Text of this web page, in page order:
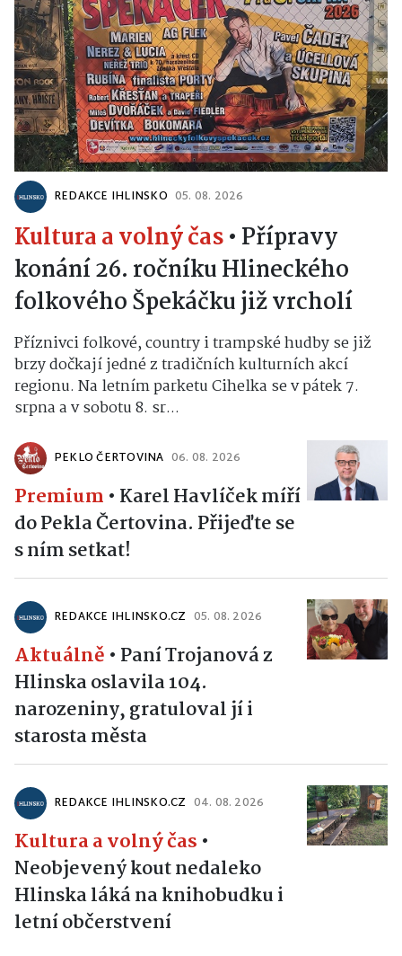
REDAKCE IHLINSKO 05. 08. 2026
Kultura a volný čas• Přípravy
konání 26. ročníku Hlineckého
folkového Špekáčku již vrcholí
Příznivci folkové, country i trampské hudby se již
brzy dočkají jedné z tradičních kulturních akcí
regionu. Na letním parketu Cihelka se v pátek 7.
srpna a v sobotu 8. sr...
PEKLO ČERTOVINA 06. 08. 2026
Premium • Karel Havlíček míří
do Pekla Čertovina. Přijeďte se
s ním setkat!
REDAKCE IHLINSKO.CZ 05. 08. 2026
Aktuálně • Paní Trojanová z
Hlinska oslavila 104.
narozeniny, gratuloval jí i
starosta města
REDAKCE IHLINSKO.CZ 04. 08. 2026
Kultura a volný čas •
Neobjevený kout nedaleko
Hlinska láká na knihobudku i
letní občerstvení